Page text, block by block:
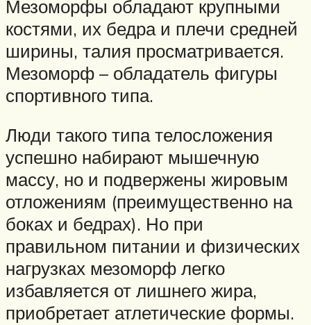
Мезоморфы обладают крупными
костями, их бедра и плечи средней
ширины, талия просматривается.
Мезоморф – обладатель фигуры
спортивного типа.
Люди такого типа телосложения
успешно набирают мышечную
массу, но и подвержены жировым
отложениям (преимущественно на
боках и бедрах). Но при
правильном питании и физических
нагрузках мезоморф легко
избавляется от лишнего жира,
приобретает атлетические формы.